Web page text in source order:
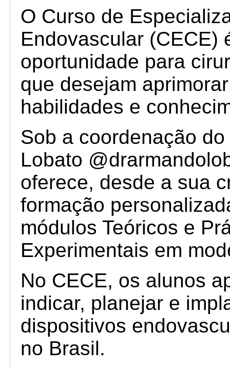
O Curso de
Endovascular (CECE)
oportunidade para
que desejam
habilidades e
Sob a coordenação
Lobato
oferece, desde a sua
formação
módulos Teóricos e
Experimentais em
No CECE, os alunos
indicar, planejar e
dispositivos
no Brasil.